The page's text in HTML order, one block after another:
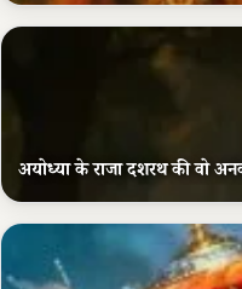
अयोध्या के राजा दशरथ की वो